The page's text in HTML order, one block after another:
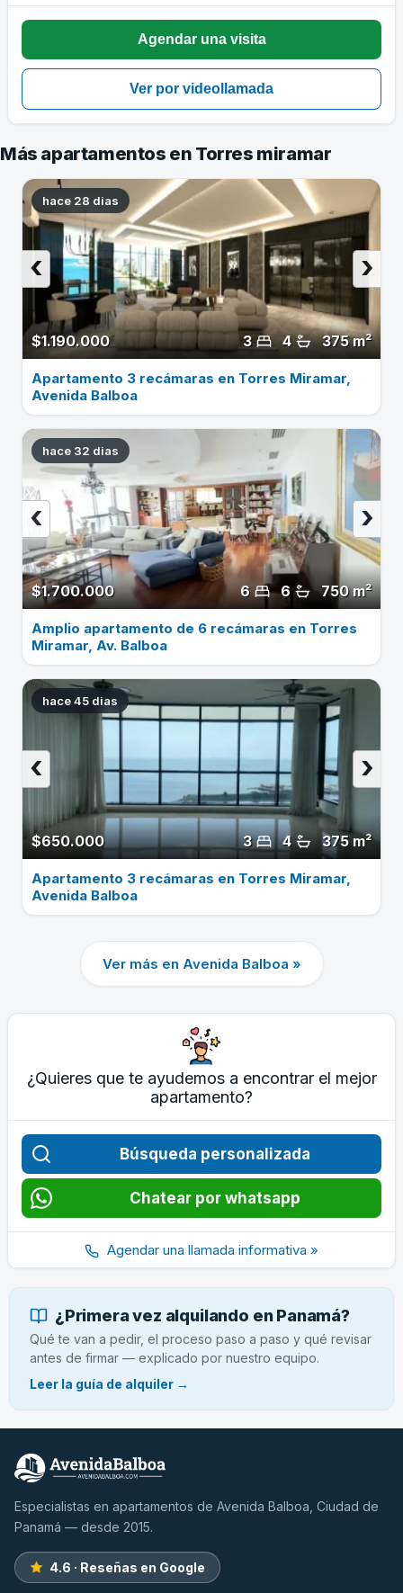
Más apartamentos en Torres miramar
hace 28 dias
$1.190.000 375 m²
4
3
›
‹
Apartamento 3 recámaras en Torres Miramar,
Avenida Balboa
hace 32 dias
$1.700.000 750 m²
6
6
›
‹
Amplio apartamento de 6 recámaras en Torres
Miramar, Av. Balboa
hace 45 dias
$650.000 375 m²
4
3
›
‹
Apartamento 3 recámaras en Torres Miramar,
Avenida Balboa
Ver más en Avenida Balboa »
¿Quieres que te ayudemos a encontrar el mejor
apartamento?
Búsqueda personalizada
Chatear por whatsapp
Agendar una llamada informativa »
¿Primera vez alquilando en Panamá?
Qué te van a pedir, el proceso paso a paso y qué revisar
antes de firmar — explicado por nuestro equipo.
Leer la guía de alquiler →
Especialistas en apartamentos de Avenida Balboa, Ciudad de
Panamá — desde 2015.
4.6 · Reseñas en Google